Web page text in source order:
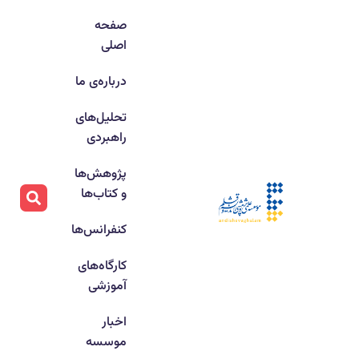
صفحه
اصلی
درباره‌ی ما
تحلیل‌های
راهبردی
پژوهش‌ها
و کتاب‌ها
کنفرانس‌ها
کارگاه‌های
آموزشی
اخبار
موسسه